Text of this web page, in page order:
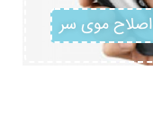
اصلاح موی سر